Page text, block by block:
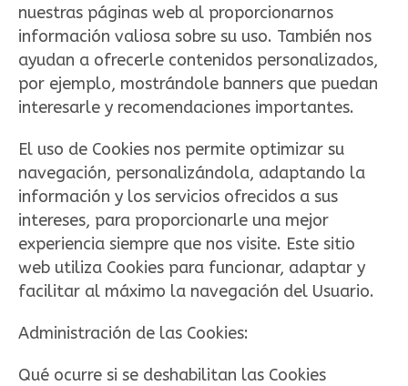
nuestras páginas web al proporcionarnos
información valiosa sobre su uso. También nos
ayudan a ofrecerle contenidos personalizados,
por ejemplo, mostrándole banners que puedan
interesarle y recomendaciones importantes.
El uso de Cookies nos permite optimizar su
navegación, personalizándola, adaptando la
información y los servicios ofrecidos a sus
intereses, para proporcionarle una mejor
experiencia siempre que nos visite. Este sitio
web utiliza Cookies para funcionar, adaptar y
facilitar al máximo la navegación del Usuario.
Administración de las Cookies:
Qué ocurre si se deshabilitan las Cookies